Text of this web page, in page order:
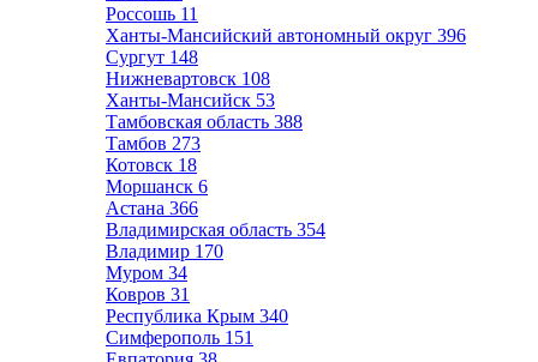
Россошь 11
Ханты-Мансийский автономный округ 396
Сургут 148
Нижневартовск 108
Ханты-Мансийск 53
Тамбовская область 388
Тамбов 273
Котовск 18
Моршанск 6
Астана 366
Владимирская область 354
Владимир 170
Муром 34
Ковров 31
Республика Крым 340
Симферополь 151